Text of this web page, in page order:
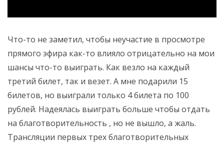
Что-то не заметил, чтобы неучастие в просмотре
прямого эфира как-то влияло отрицательно на мои
шансы что-то выиграть. Как везло на каждый
третий билет, так и везет. А мне подарили 15
билетов, но выиграли только 4 билета по 100
рублей. Надеялась выиграть больше чтобы отдать
на благотворительность , но не вышло, а жаль.
Трансляции первых трех благотворительных